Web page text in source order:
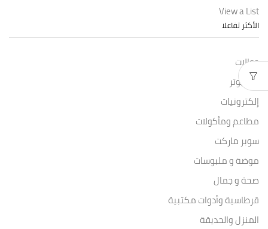
View a List
الأكثر تفاعلا
جوالات
كمبيوتر
إلكترونيات
مطاعم ومأكولات
سوبر ماركت
موضة و ملبوسات
صحة و جمال
قرطاسية وأدوات مكتبية
المنزل والحديقة